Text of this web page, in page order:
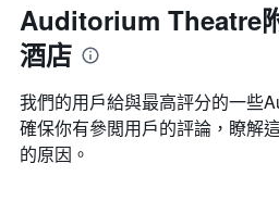
月
份
此
表
具
有
1
間
平
均
價
格
此
圖
Auditorium Theatre
酒店
我們的用戶給與最高評分的一些
確保你有參閲用戶的評論，瞭解
的原因。